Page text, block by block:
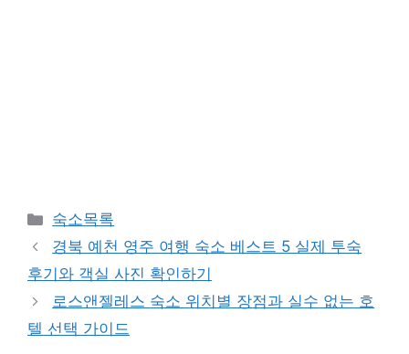
카
테
리
숙소목록
경북 예천 영주 여행 숙소 베스트 5 실제 투숙
후기와 객실 사진 확인하기
로스앤젤레스 숙소 위치별 장점과 실수 없는 호
텔 선택 가이드